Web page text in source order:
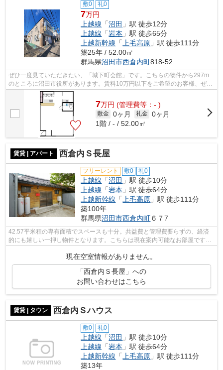
敷0 礼0
7万円
上越線 「沼田 」駅 徒歩12分
上越線 「岩本 」駅 徒歩65分
上越新幹線 「上毛高原 」駅 徒歩111分
築25年 / 52.00㎡
群馬県沼田市西倉内町818-52
ぜひ一度見ていただきたい、「城下町会館」です。こちらの物件から297m
のところに沼田市役所があります。賃料10万円以下をご希望のお客様、ぜひ
お問い合わせください。空き駐車スペー...
7万円 (管理費等：- )
敷金 0ヶ月 礼金 0ヶ月
1階 / - / 52.00㎡
賃貸 | アパート 西倉内Ｓ長屋
フリーレント 敷0 礼0
上越線 「沼田 」駅 徒歩10分
上越線 「岩本 」駅 徒歩64分
上越新幹線 「 上毛高原 」駅 徒歩111分
築100年
群馬県沼田市西倉内町６７7
42.57平米程の専有面積でスペースも十分。共益費と管理費要らずの、経済
的にも嬉しい一押し物件となります。こちらは現在案内可能なお部屋ですの
現在空室情報がありません。
「西倉内Ｓ長屋」への
お問い合わせはこちら
賃貸 | タウン 西倉内Ｓハウス
敷0 礼0
上越線 「沼田 」駅 徒歩10分
上越線 「岩本 」駅 徒歩64分
上越新幹線 「 上毛高原 」駅 徒歩111分
築13年